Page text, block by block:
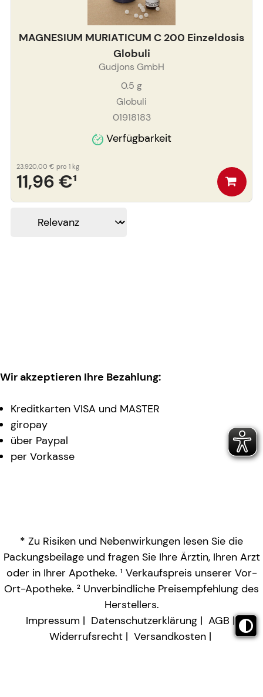
MAGNESIUM MURIATICUM C 200 Einzeldosis
Globuli
Gudjons GmbH
0.5 g
Globuli
01918183
Verfügbarkeit
11,96 €¹
23.920,00 € pro 1 kg
Wir akzeptieren Ihre Bezahlung:
Kreditkarten VISA und MASTER
giropay
über Paypal
per Vorkasse
* Zu Risiken und Nebenwirkungen lesen Sie die
Packungsbeilage und fragen Sie Ihre Ärztin, Ihren Arzt
oder in Ihrer Apotheke. ¹ Verkaufspreis unserer Vor-
Ort-Apotheke. ² Unverbindliche Preisempfehlung des
Herstellers.
Impressum
Datenschutzerklärung
AGB
Widerrufsrecht
Versandkosten